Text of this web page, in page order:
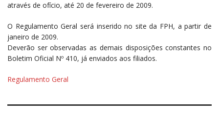
através de ofício, até 20 de fevereiro de 2009.
O Regulamento Geral será inserido no site da FPH, a partir de
janeiro de 2009.
Deverão ser observadas as demais disposições constantes no
Boletim Oficial Nº 410, já enviados aos filiados.
Regulamento Geral